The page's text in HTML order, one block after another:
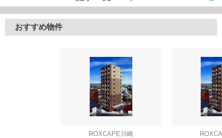
おすすめ物件
ROXCAPE川崎